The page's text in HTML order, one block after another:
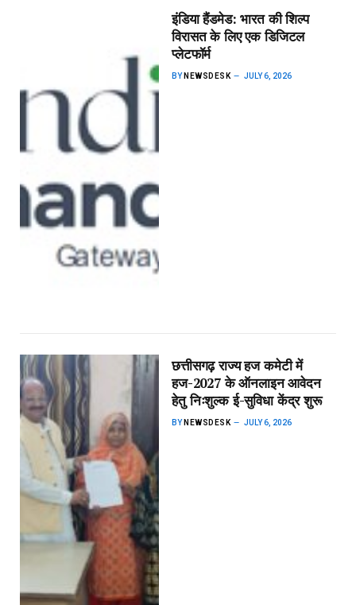
इंडिया हैंडमेड: भारत की शिल्प
विरासत के लिए एक डिजिटल
प्लेटफॉर्म
BY NEWSDESK JULY 6, 2026
छत्तीसगढ़ राज्य हज कमेटी में
हज-2027 के ऑनलाइन आवेदन
हेतु निःशुल्क ई-सुविधा केंद्र शुरू
BY NEWSDESK JULY 6, 2026